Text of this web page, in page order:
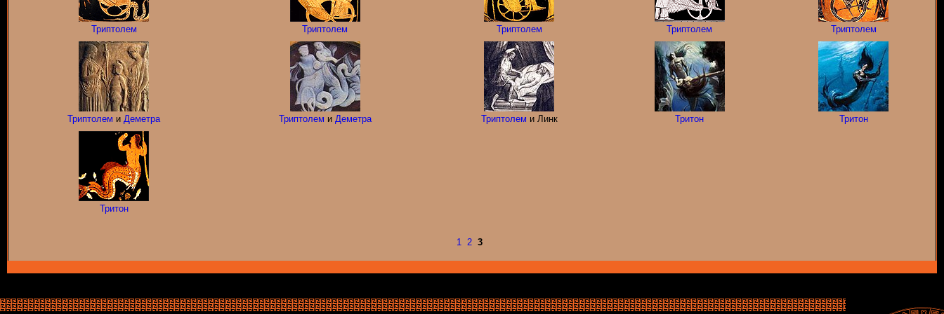
Триптолем Триптолем Триптолем Триптолем Триптолем
Триптолем и Деметра Триптолем и Деметра Триптолем и Линк Тритон Тритон
Тритон
1 2 3